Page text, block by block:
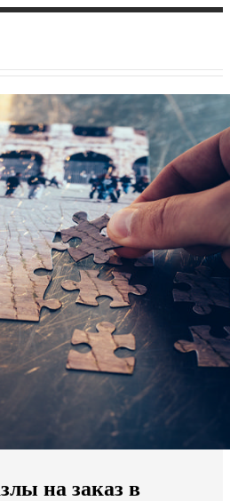
на заказ в